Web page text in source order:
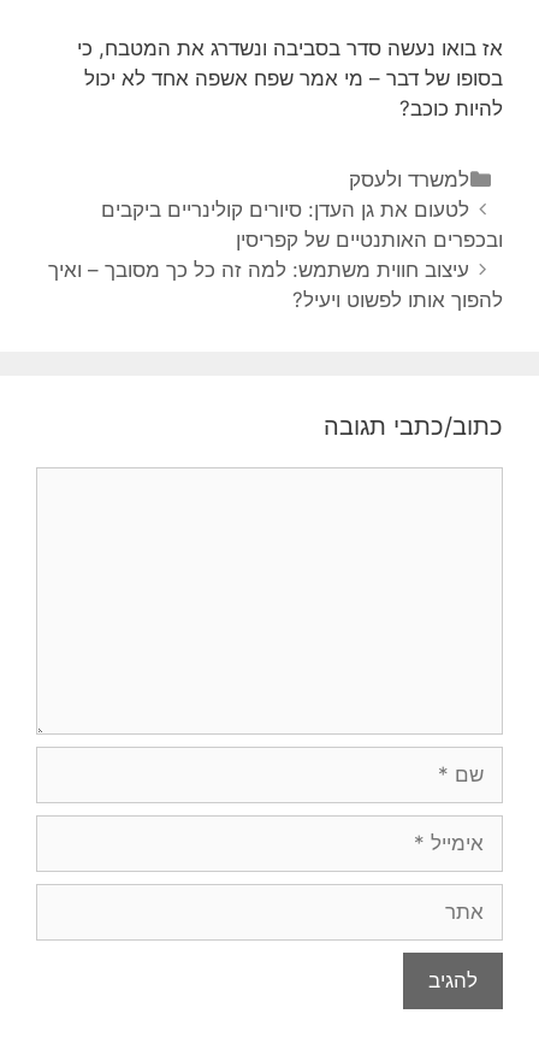
אז בואו נעשה סדר בסביבה ונשדרג את המטבח, כי
בסופו של דבר – מי אמר שפח אשפה אחד לא יכול
להיות כוכב?
למשרד ולעסק
לטעום את גן העדן: סיורים קולינריים ביקבים
ובכפרים האותנטיים של קפריסין
עיצוב חווית משתמש: למה זה כל כך מסובך – ואיך
להפוך אותו לפשוט ויעיל?
כתוב/כתבי תגובה